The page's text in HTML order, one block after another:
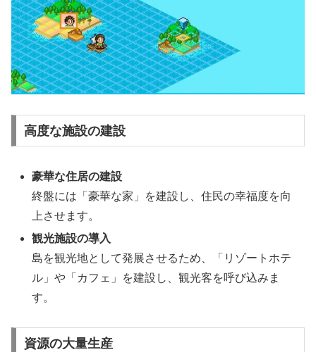
高度な施設の建設
豪華な住居の建設
終盤には「豪華な家」を建設し、住民の幸福度を向
上させます。
観光施設の導入
島を観光地として発展させるため、「リゾートホテ
ル」や「カフェ」を建設し、観光客を呼び込みま
す。
資源の大量生産